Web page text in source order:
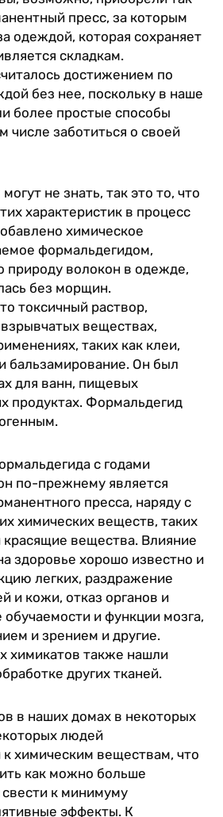
пресс, за которым
одеждой, которая сохраняет
складкам.
достижением по
без нее, поскольку в наше
более простые способы
числе заботиться о своей
не знать, так это то, что
характеристик в процесс
химическое
формальдегидом,
природу волокон в одежде,
без морщин.
токсичный раствор,
веществах,
таких как клеи,
бальзамирование. Он был
для ванн, пищевых
продуктах. Формальдегид
с годами
по-прежнему является
пресса, наряду с
химических веществ, таких
вещества. Влияние
здоровье хорошо известно и
легких, раздражение
и кожи, отказ органов и
и функции мозга,
и зрением и другие.
химикатов также нашли
других тканей.
в наших домах в некоторых
людей
химическим веществам, что
как можно больше
к минимуму
эффекты. К